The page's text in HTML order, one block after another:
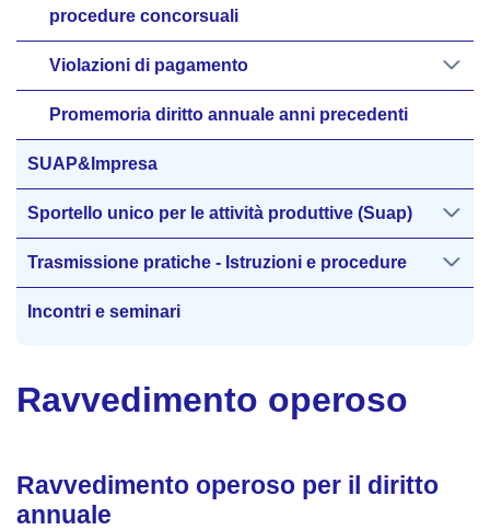
Ravvedimento operoso
Ravvedimento operoso per il diritto
annuale
procedure concorsuali
Violazioni di pagamento
Promemoria diritto annuale anni precedenti
SUAP&Impresa
Sportello unico per le attività produttive (Suap)
Trasmissione pratiche - Istruzioni e procedure
Incontri e seminari